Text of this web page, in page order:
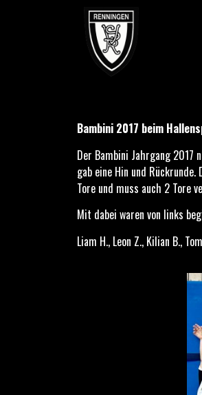
Bambini 2017 beim
Der Bambini Jahrgang 2017
gab eine Hin und
Tore und muss auch 2 Tore
Mit dabei waren von links
Liam H., Leon Z., Kilian B.,